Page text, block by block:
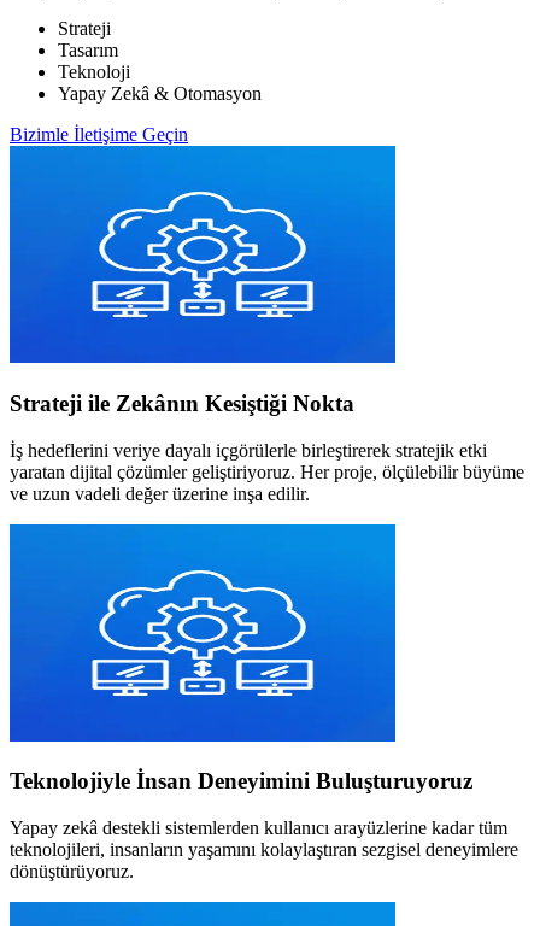
Strateji
Tasarım
Teknoloji
Yapay Zekâ & Otomasyon
Bizimle İletişime Geçin
Strateji ile Zekânın Kesiştiği Nokta
İş hedeflerini veriye dayalı içgörülerle birleştirerek stratejik etki
yaratan dijital çözümler geliştiriyoruz. Her proje, ölçülebilir büyüme
ve uzun vadeli değer üzerine inşa edilir.
Teknolojiyle İnsan Deneyimini Buluşturuyoruz
Yapay zekâ destekli sistemlerden kullanıcı arayüzlerine kadar tüm
teknolojileri, insanların yaşamını kolaylaştıran sezgisel deneyimlere
dönüştürüyoruz.